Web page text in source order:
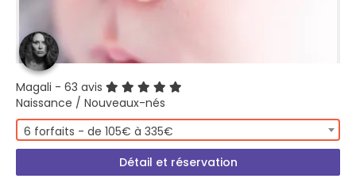
Magali - 63 avis
Naissance / Nouveaux-nés
6 forfaits - de 105€ à 335€
Détail et réservation